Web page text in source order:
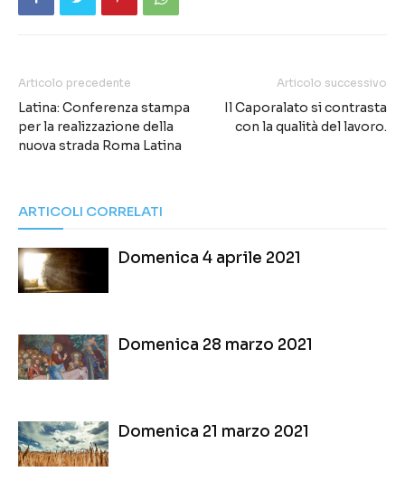
Articolo precedente
Latina: Conferenza stampa
per la realizzazione della
nuova strada Roma Latina
Articolo successivo
Il Caporalato si contrasta
con la qualità del lavoro.
ARTICOLI CORRELATI
Domenica 4 aprile 2021
Domenica 28 marzo 2021
Domenica 21 marzo 2021